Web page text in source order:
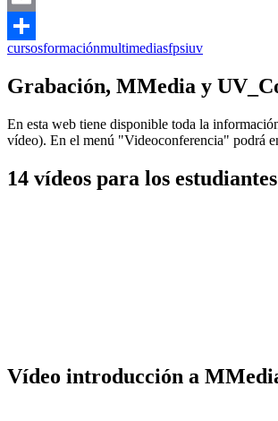
Email
Compartir
cursosformaciónmultimediasfpsiuv
Grabación, MMedia y
En esta web tiene disponible toda la
vídeo). En el menú "Videoconferencia" podrá
14 vídeos para los estudiantes
Vídeo introducción a